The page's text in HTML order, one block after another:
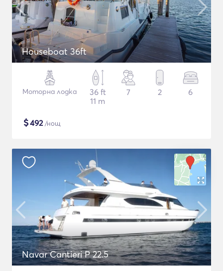
Houseboat 36ft
Моторна лодка
36 ft
11 m
7 2 6
$492/нощ
Navar Cantieri P 22.5